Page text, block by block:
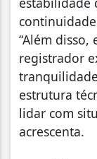
“Além
registrador
estrutura
lidar com
acrescenta.